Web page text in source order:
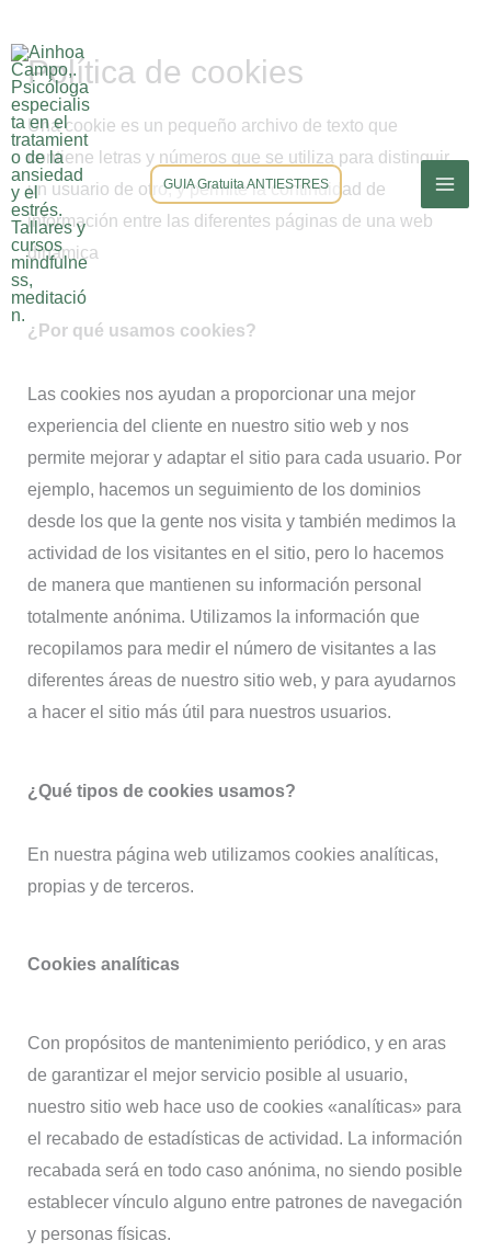
al
contenido
GUIA Gratuita ANTIESTRES
Política de cookies
Una cookie es un pequeño archivo de texto que
contiene letras y números que se utiliza para distinguir
un usuario de otro, y permite la continuidad de
información entre las diferentes páginas de una web
dinámica
¿Por qué usamos cookies?
Las cookies nos ayudan a proporcionar una mejor
experiencia del cliente en nuestro sitio web y nos
permite mejorar y adaptar el sitio para cada usuario. Por
ejemplo, hacemos un seguimiento de los dominios
desde los que la gente nos visita y también medimos la
actividad de los visitantes en el sitio, pero lo hacemos
de manera que mantienen su información personal
totalmente anónima. Utilizamos la información que
recopilamos para medir el número de visitantes a las
diferentes áreas de nuestro sitio web, y para ayudarnos
a hacer el sitio más útil para nuestros usuarios.
¿Qué tipos de cookies usamos?
En nuestra página web utilizamos cookies analíticas,
propias y de terceros.
Cookies analíticas
Con propósitos de mantenimiento periódico, y en aras
de garantizar el mejor servicio posible al usuario,
nuestro sitio web hace uso de cookies «analíticas» para
el recabado de estadísticas de actividad. La información
recabada será en todo caso anónima, no siendo posible
establecer vínculo alguno entre patrones de navegación
y personas físicas.